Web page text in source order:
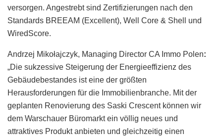
versorgen. Angestrebt sind Zertifizierungen nach den
Standards BREEAM (Excellent), Well Core & Shell und
WiredScore.
Andrzej Mikołajczyk, Managing Director CA Immo Polen:
„Die sukzessive Steigerung der Energieeffizienz des
Gebäudebestandes ist eine der größten
Herausforderungen für die Immobilienbranche. Mit der
geplanten Renovierung des Saski Crescent können wir
dem Warschauer Büromarkt ein völlig neues und
attraktives Produkt anbieten und gleichzeitig einen